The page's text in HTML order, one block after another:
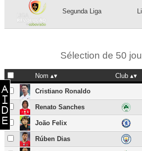
Segunda Liga
Sélection de 50
Nom Club
Cristiano Ronaldo
Renato Sanches
João Felix
Rúben Dias